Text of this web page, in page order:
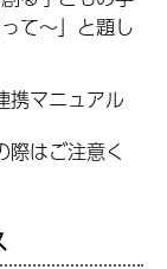
て～」と題し
携マニュアル
際はご注意く